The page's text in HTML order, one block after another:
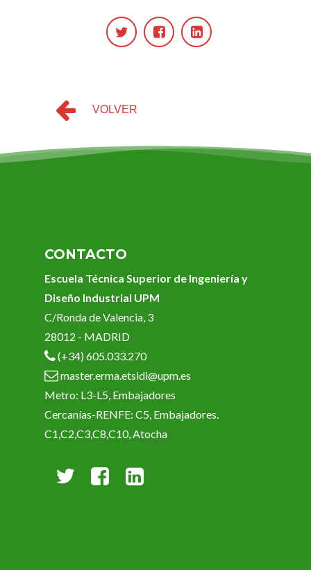
VOLVER
CONTACTO
Escuela Técnica Superior de Ingeniería y
Diseño Industrial UPM
C/Ronda de Valencia, 3
28012 - MADRID
(+34) 605.033.270
master.erma.etsidi@upm.es
Metro: L3-L5, Embajadores
Cercanías-RENFE: C5, Embajadores.
C1,C2,C3,C8,C10, Atocha